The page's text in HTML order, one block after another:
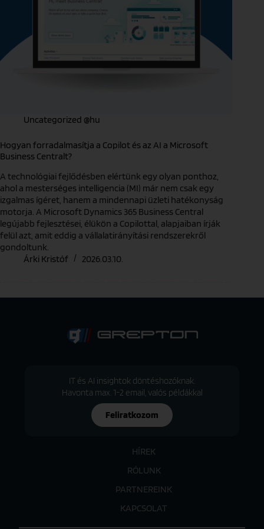
Uncategorized @hu
Hogyan forradalmasítja a Copilot és az AI a Microsoft
Business Centralt?
A technológiai fejlődésben elértünk egy olyan ponthoz,
ahol a mesterséges intelligencia (MI) már nem csak egy
izgalmas ígéret, hanem a mindennapi üzleti hatékonyság
motorja. A Microsoft Dynamics 365 Business Central
legújabb fejlesztései, élükön a Copilottal, alapjaiban írják
felül azt, amit eddig a vállalatirányítási rendszerekről
gondoltunk.
Árki Kristóf
2026.03.10.
IT és AI insightok döntéshozóknak.
Havonta max. 1-2 email, valós példákkal
Feliratkozom
HÍREK
RÓLUNK
PARTNEREINK
KAPCSOLAT